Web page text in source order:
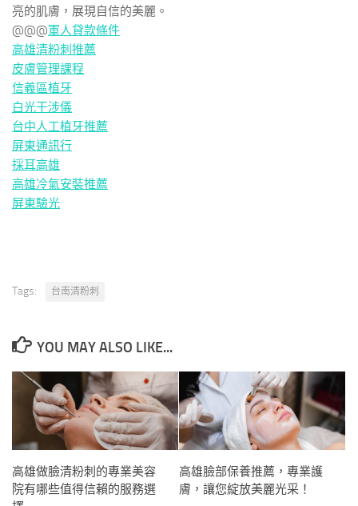
亮的肌膚，展現自信的美麗。
@@@軍人貸款條件
高雄清粉刺推薦
皮膚管理課程
信義區植牙
白光干涉儀
台中人工植牙推薦
屏東通訊行
採耳高雄
高雄冷氣安裝推薦
屏東驗光
Tags: 台南清粉刺
YOU MAY ALSO LIKE...
高雄做臉清粉刺的專業美容
院有哪些值得信賴的服務選
高雄臉部保養推薦，專業護
膚，讓您綻放美麗光采！